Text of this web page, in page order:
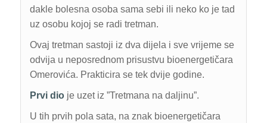
dakle bolesna osoba sama sebi ili neko ko je tad
uz osobu kojoj se radi tretman.
Ovaj tretman sastoji iz dva dijela i sve vrijeme se
odvija u neposrednom prisustvu bioenergetičara
Omerovića. Prakticira se tek dvije godine.
Prvi dioje uzet iz ”Tretmana na daljinu”.
U tih prvih pola sata, na znak bioenergetičara